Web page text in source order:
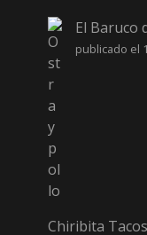
El Baruco
publicado el
Chiribita